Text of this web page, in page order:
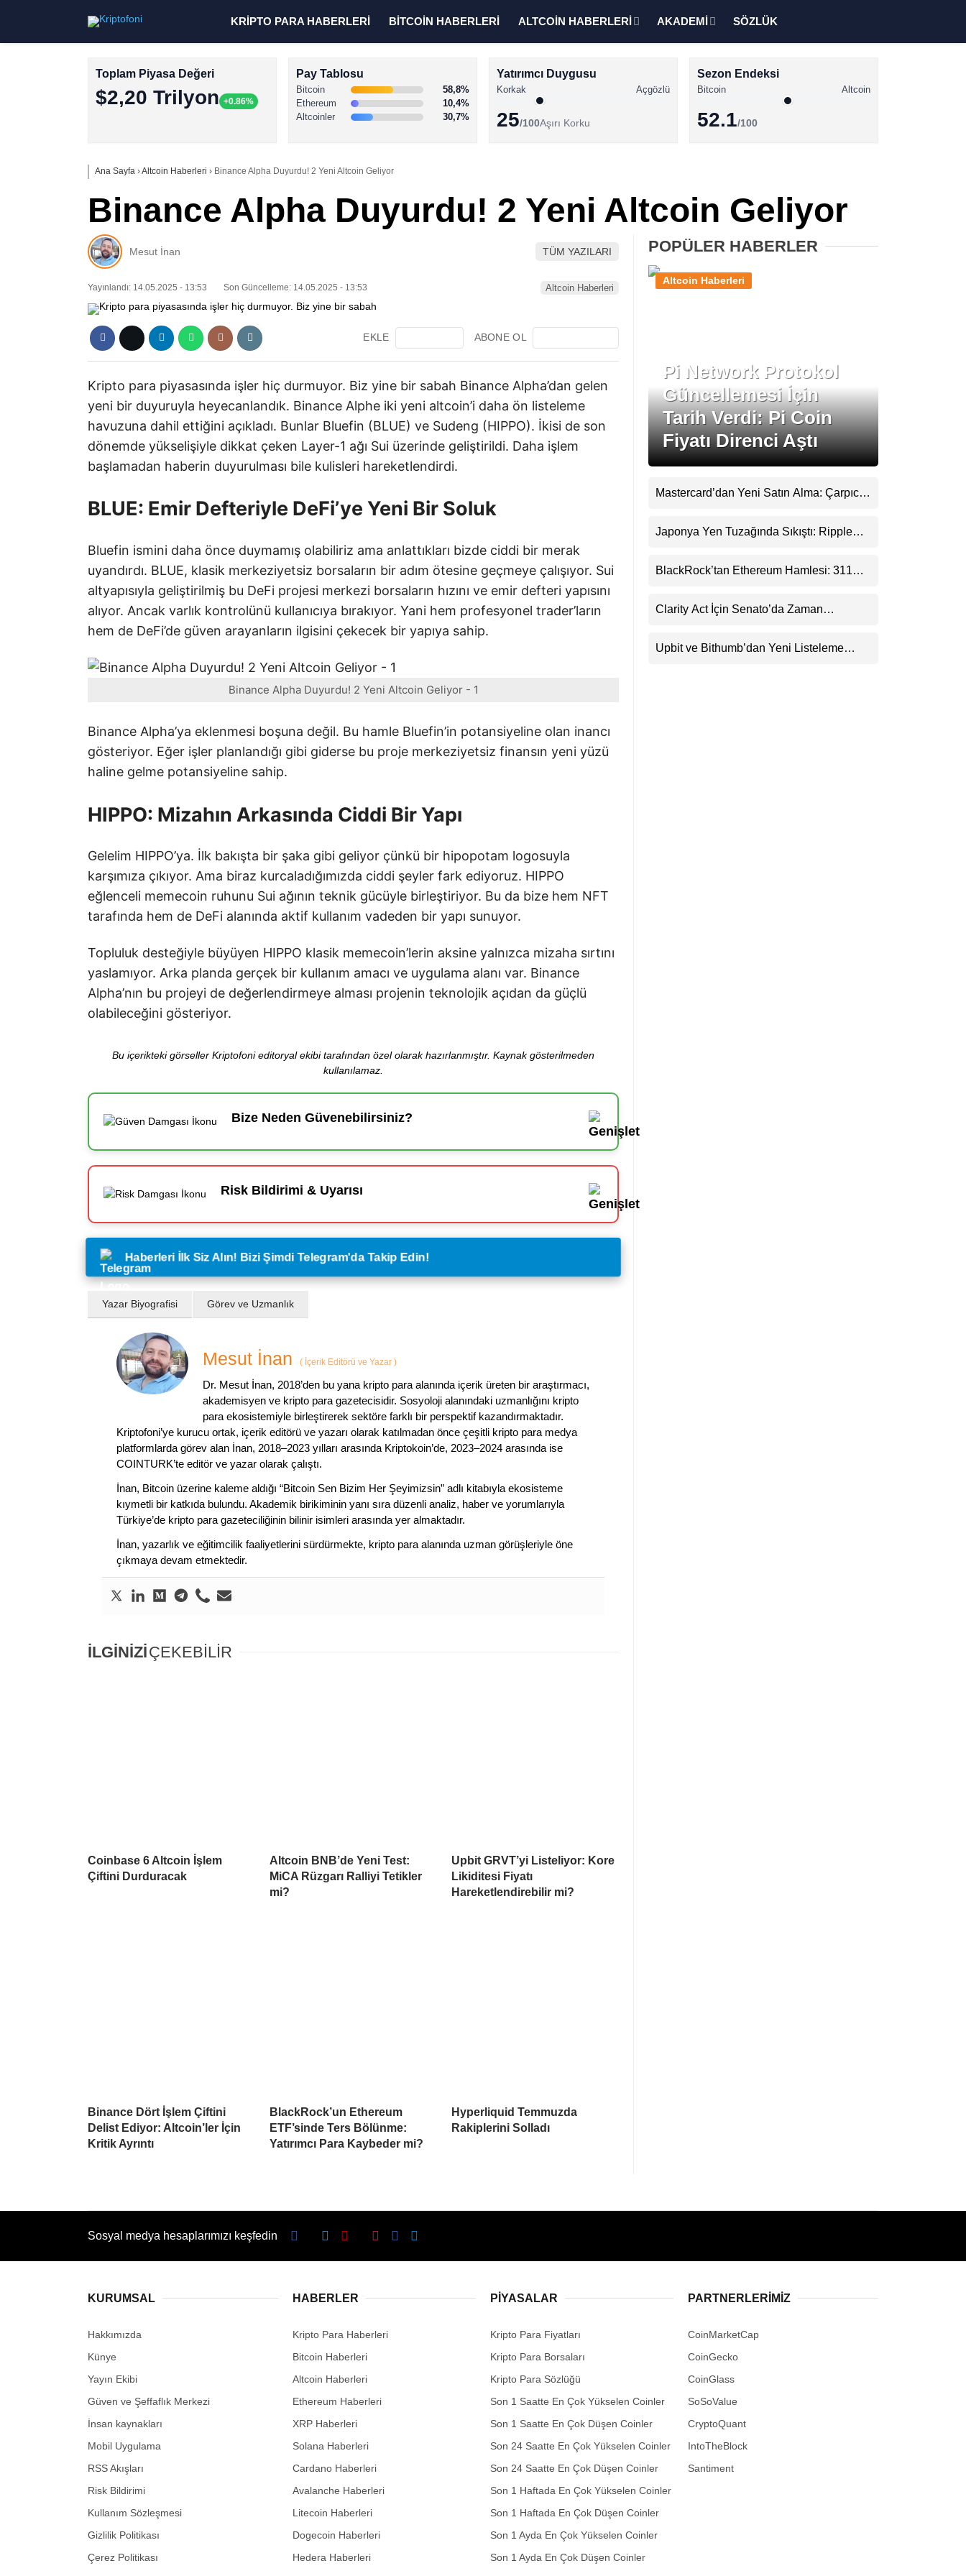
Altcoin Haberleri
Instagram
Youtube
TikTok
KRİPTO PARA HABERLERİ BİTCOİN HABERLERİ ALTCOİN HABERLERİ AKADEMİ SÖZLÜK
Toplam Piyasa Değeri
$2,20 Trilyon +0.86%
Pay Tablosu
Bitcoin
58,8%
Ethereum
10,4%
Altcoinler
30,7%
Yatırımcı Duygusu
Korkak Açgözlü
25/100Aşırı Korku
Sezon Endeksi
Bitcoin Altcoin
52.1/100
Ana Sayfa ›Altcoin Haberleri › Binance Alpha Duyurdu! 2 Yeni Altcoin Geliyor
Binance Alpha Duyurdu! 2 Yeni Altcoin Geliyor
Mesut İnan TÜM YAZILARI
Yayınlandı: 14.05.2025 - 13:53 Son Güncelleme: 14.05.2025 - 13:53 Altcoin Haberleri
EKLE ABONE OL
Kripto para piyasasında işler hiç durmuyor. Biz yine bir sabah Binance Alpha’dan gelen
yeni bir duyuruyla heyecanlandık. Binance Alphe iki yeni altcoin’i daha ön listeleme
havuzuna dahil ettiğini açıkladı. Bunlar Bluefin (BLUE) ve Sudeng (HIPPO). İkisi de son
dönemde yükselişiyle dikkat çeken Layer-1 ağı Sui üzerinde geliştirildi. Daha işlem
başlamadan haberin duyurulması bile kulisleri hareketlendirdi.
BLUE: Emir Defteriyle DeFi’ye Yeni Bir Soluk
Bluefin ismini daha önce duymamış olabiliriz ama anlattıkları bizde ciddi bir merak
uyandırdı. BLUE, klasik merkeziyetsiz borsaların bir adım ötesine geçmeye çalışıyor. Sui
altyapısıyla geliştirilmiş bu DeFi projesi merkezi borsaların hızını ve emir defteri yapısını
alıyor. Ancak varlık kontrolünü kullanıcıya bırakıyor. Yani hem profesyonel trader’ların
hem de DeFi’de güven arayanların ilgisini çekecek bir yapıya sahip.
Binance Alpha Duyurdu! 2 Yeni Altcoin Geliyor - 1
Binance Alpha’ya eklenmesi boşuna değil. Bu hamle Bluefin’in potansiyeline olan inancı
gösteriyor. Eğer işler planlandığı gibi giderse bu proje merkeziyetsiz finansın yeni yüzü
haline gelme potansiyeline sahip.
HIPPO: Mizahın Arkasında Ciddi Bir Yapı
Gelelim HIPPO’ya. İlk bakışta bir şaka gibi geliyor çünkü bir hipopotam logosuyla
karşımıza çıkıyor. Ama biraz kurcaladığımızda ciddi şeyler fark ediyoruz. HIPPO
eğlenceli memecoin ruhunu Sui ağının teknik gücüyle birleştiriyor. Bu da bize hem NFT
tarafında hem de DeFi alanında aktif kullanım vadeden bir yapı sunuyor.
Topluluk desteğiyle büyüyen HIPPO klasik memecoin’lerin aksine yalnızca mizaha sırtını
yaslamıyor. Arka planda gerçek bir kullanım amacı ve uygulama alanı var. Binance
Alpha’nın bu projeyi de değerlendirmeye alması projenin teknolojik açıdan da güçlü
olabileceğini gösteriyor.
Bu içerikteki görseller Kriptofoni editoryal ekibi tarafından özel olarak hazırlanmıştır. Kaynak gösterilmeden
kullanılamaz.
Bize Neden Güvenebilirsiniz?
Risk Bildirimi & Uyarısı
Haberleri İlk Siz Alın! Bizi Şimdi Telegram'da Takip Edin!
Yazar Biyografisi Görev ve Uzmanlık
Mesut İnan ( İçerik Editörü ve Yazar )
Dr. Mesut İnan, 2018’den bu yana kripto para alanında içerik üreten bir araştırmacı,
akademisyen ve kripto para gazetecisidir. Sosyoloji alanındaki uzmanlığını kripto
para ekosistemiyle birleştirerek sektöre farklı bir perspektif kazandırmaktadır.
Kriptofoni’ye kurucu ortak, içerik editörü ve yazarı olarak katılmadan önce çeşitli kripto para medya
platformlarda görev alan İnan, 2018–2023 yılları arasında Kriptokoin’de, 2023–2024 arasında ise
COINTURK’te editör ve yazar olarak çalıştı.
İnan, Bitcoin üzerine kaleme aldığı “Bitcoin Sen Bizim Her Şeyimizsin” adlı kitabıyla ekosisteme
kıymetli bir katkıda bulundu. Akademik birikiminin yanı sıra düzenli analiz, haber ve yorumlarıyla
Türkiye’de kripto para gazeteciliğinin bilinir isimleri arasında yer almaktadır.
İnan, yazarlık ve eğitimcilik faaliyetlerini sürdürmekte, kripto para alanında uzman görüşleriyle öne
çıkmaya devam etmektedir.
İLGİNİZİÇEKEBİLİR
Coinbase 6 Altcoin İşlem
Çiftini Durduracak
Altcoin BNB’de Yeni Test:
MiCA Rüzgarı Ralliyi Tetikler
mi?
Upbit GRVT’yi Listeliyor: Kore
Likiditesi Fiyatı
Hareketlendirebilir mi?
Binance Dört İşlem Çiftini
Delist Ediyor: Altcoin’ler İçin
Kritik Ayrıntı
BlackRock’un Ethereum
ETF’sinde Ters Bölünme:
Yatırımcı Para Kaybeder mi?
Hyperliquid Temmuzda
Rakiplerini Solladı
POPÜLER HABERLER
Pi Network Protokol
Güncellemesi İçin
Tarih Verdi: Pi Coin
Fiyatı Direnci Aştı
Altcoin Haberleri
Mastercard’dan Yeni Satın Alma: Çarpıcı
Japonya Yen Tuzağında Sıkıştı: Ripple
BlackRock’tan Ethereum Hamlesi: 311
Clarity Act İçin Senato’da Zaman
Upbit ve Bithumb’dan Yeni Listeleme
Sosyal medya hesaplarımızı keşfedin
KURUMSAL
Hakkımızda
Künye
Yayın Ekibi
Güven ve Şeffaflık Merkezi
İnsan kaynakları
Mobil Uygulama
RSS Akışları
Risk Bildirimi
Kullanım Sözleşmesi
Gizlilik Politikası
Çerez Politikası
HABERLER
Kripto Para Haberleri
Bitcoin Haberleri
Altcoin Haberleri
Ethereum Haberleri
XRP Haberleri
Solana Haberleri
Cardano Haberleri
Avalanche Haberleri
Litecoin Haberleri
Dogecoin Haberleri
Hedera Haberleri
PIYASALAR
Kripto Para Fiyatları
Kripto Para Borsaları
Kripto Para Sözlüğü
Son 1 Saatte En Çok Yükselen Coinler
Son 1 Saatte En Çok Düşen Coinler
Son 24 Saatte En Çok Yükselen Coinler
Son 24 Saatte En Çok Düşen Coinler
Son 1 Haftada En Çok Yükselen Coinler
Son 1 Haftada En Çok Düşen Coinler
Son 1 Ayda En Çok Yükselen Coinler
Son 1 Ayda En Çok Düşen Coinler
PARTNERLERIMIZ
CoinMarketCap
CoinGecko
CoinGlass
SoSoValue
CryptoQuant
IntoTheBlock
Santiment